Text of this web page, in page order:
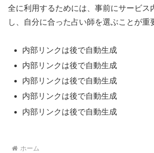
全に利用するためには、事前にサービス
し、自分に合った占い師を選ぶことが重
内部リンクは後で自動生成
内部リンクは後で自動生成
内部リンクは後で自動生成
内部リンクは後で自動生成
内部リンクは後で自動生成
ホーム